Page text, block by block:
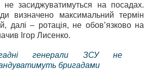
не засиджуватимуться на посадах.
визначено максимальний термін
далі – ротація, не обов’язково на
Ігор Лисенко.
генерали ЗСУ не
бригадами